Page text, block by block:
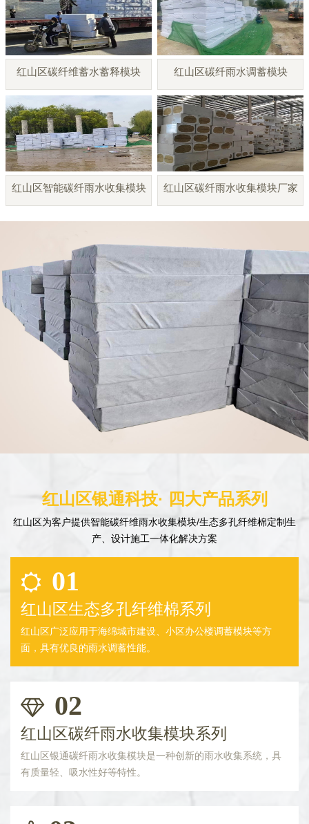
红山区碳纤维蓄水蓄释模块 红山区碳纤雨水调蓄模块
红山区智能碳纤雨水收集模块 红山区碳纤雨水收集模块厂家
红山区银通科技· 四大产品系列
红山区为客户提供智能碳纤维雨水收集模块/生态多孔纤维棉定制生
产、设计施工一体化解决方案
01
红山区生态多孔纤维棉系列
红山区广泛应用于海绵城市建设、小区办公楼调蓄模块等方
面，具有优良的雨水调蓄性能。
02
红山区碳纤雨水收集模块系列
红山区银通碳纤雨水收集模块是一种创新的雨水收集系统，具
有质量轻、吸水性好等特性。